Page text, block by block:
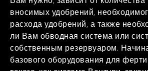
вносимых удобрений,
расхода удобрений, а также
ли Вам обводная система или
собственным резервуаром.
базового оборудования для